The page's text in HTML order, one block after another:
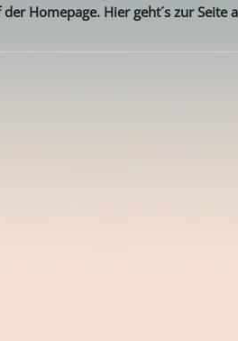
Homepage. Hier geht´s zur Seite